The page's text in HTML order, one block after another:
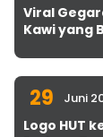
Viral
Kawi yang
29 Juni
Logo HUT